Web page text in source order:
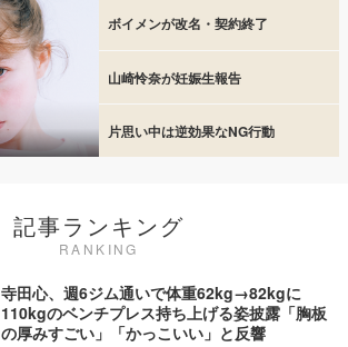
ボイメンが改名・契約終了
山崎怜奈が妊娠生報告
片思い中は逆効果なNG行動
記事ランキング
RANKING
寺田心、週6ジム通いで体重62kg→82kgに
110kgのベンチプレス持ち上げる姿披露「胸板
の厚みすごい」「かっこいい」と反響